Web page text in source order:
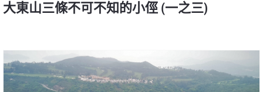
大東山三條不可不知的小俓 (一之三)